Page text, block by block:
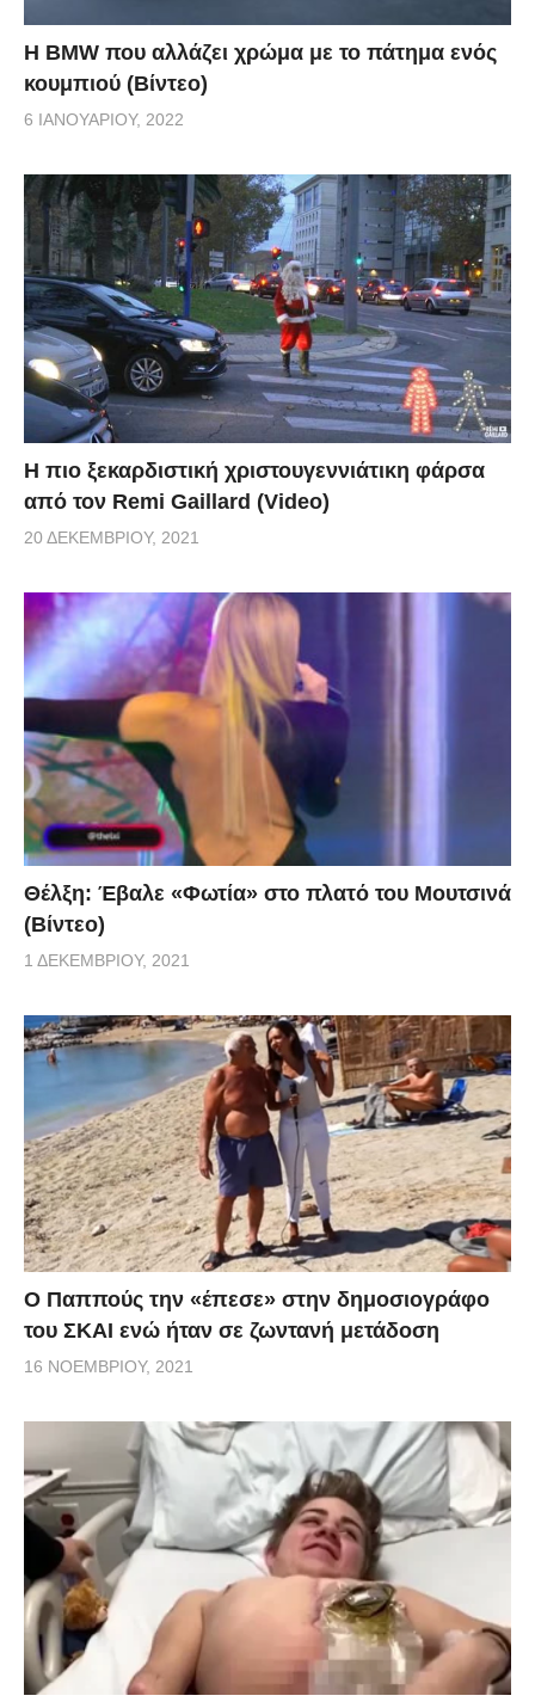
Η BMW που αλλάζει χρώμα με το πάτημα ενός
κουμπιού (Βίντεο)
6 ΙΑΝΟΥΑΡΊΟΥ, 2022
Η πιο ξεκαρδιστική χριστουγεννιάτικη φάρσα
από τον Remi Gaillard (Video)
20 ΔΕΚΕΜΒΡΊΟΥ, 2021
Θέλξη: Έβαλε «Φωτία» στο πλατό του Μουτσινά
(Βίντεο)
1 ΔΕΚΕΜΒΡΊΟΥ, 2021
Ο Παππούς την «έπεσε» στην δημοσιογράφο
του ΣΚΑΙ ενώ ήταν σε ζωντανή μετάδοση
16 ΝΟΕΜΒΡΊΟΥ, 2021